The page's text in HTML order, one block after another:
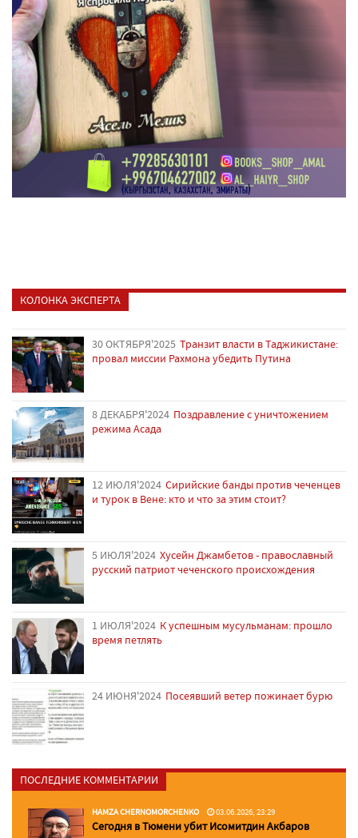
КОЛОНКА ЭКСПЕРТА
30 ОКТЯБРЯ'2025 Транзит власти в Таджикистане:
провал миссии Рахмона убедить Путина
8 ДЕКАБРЯ'2024 Поздравление с уничтожением
режима Асада
12 ИЮЛЯ'2024 Сирийские банды против чеченцев
и турок в Вене: кто и что за этим стоит?
5 ИЮЛЯ'2024 Хусейн Джамбетов - православный
русский патриот чеченского происхождения
1 ИЮЛЯ'2024 К успешным мусульманам: прошло
время петлять
24 ИЮНЯ'2024 Посеявший ветер пожинает бурю
ПОСЛЕДНИЕ КОММЕНТАРИИ
HAMZA CHERNOMORCHENKO 03.06.2026, 23:29
Сегодня в Тюмени убит Исомитдин Акбаров